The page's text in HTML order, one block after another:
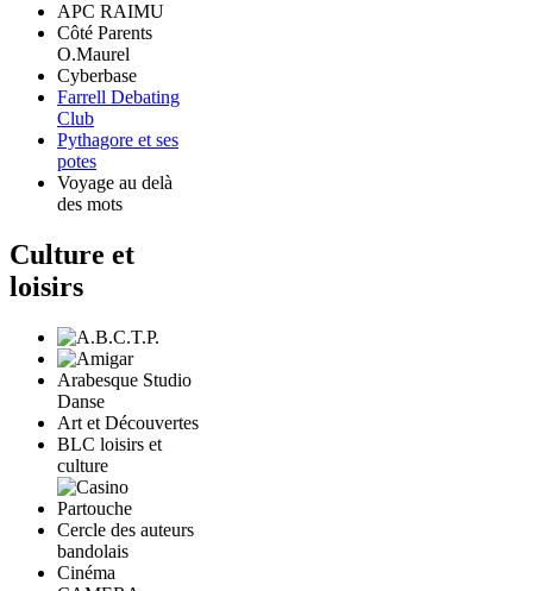
APC RAIMU
Côté Parents
O.Maurel
Cyberbase
Farrell Debating
Club
Pythagore et ses
potes
Voyage au delà
des mots
Culture et
loisirs
Arabesque Studio
Danse
Art et Découvertes
BLC loisirs et
culture
Cercle des auteurs
bandolais
Cinéma